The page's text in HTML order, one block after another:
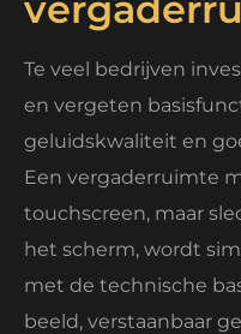
Te veel bedrijven
en vergeten
geluidskwaliteit en
Een vergaderruimte
touchscreen, maar
het scherm, wordt
met de technische
beeld, verstaanbaar